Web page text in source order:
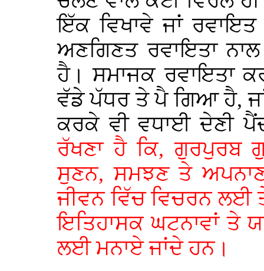
ਇੱਕ ਵਿਖਾਵੇ ਜਾਂ
ਅਣਗਿਣਤ ਰਵਾਇਤਾ
ਹੈ। ਸਮਾਜਕ ਰਵਾਇਤਾ
ਵੱਡੇ ਪੱਧਰ ਤੇ ਪੈ ਗਿਆ ਹੈ,
ਕਰਕੇ ਵੀ ਵਧਾਈ ਦੇਣੀ
ਰੱਖਣਾ ਹੈ ਕਿ, ਗੁਰਪੁਰਬ
ਸੁਣਨ, ਸਮਝਣ ਤੇ
ਜੀਵਨ ਵਿੱਚ ਵਿਚਰਨ ਲਈ
ਇਤਿਹਾਸਕ ਘਟਨਾਵਾਂ ਤੇ
ਲਈ ਮਨਾਏ ਜਾਂਦੇ ਹਨ।